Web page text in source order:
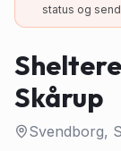
status og
Skårup
Svendborg,